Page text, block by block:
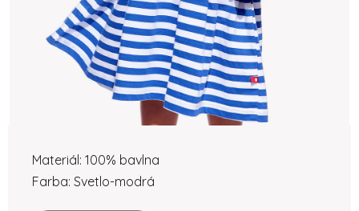
Materiál: 100% bavlna
Farba: Svetlo-modrá